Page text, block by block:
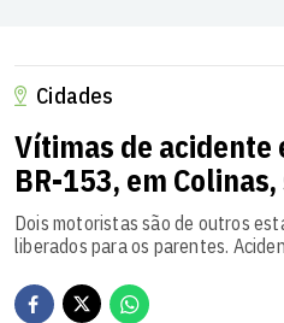
Cidades
Vítimas de
BR-153, em
Dois motoristas são de outros
liberados para os parentes.